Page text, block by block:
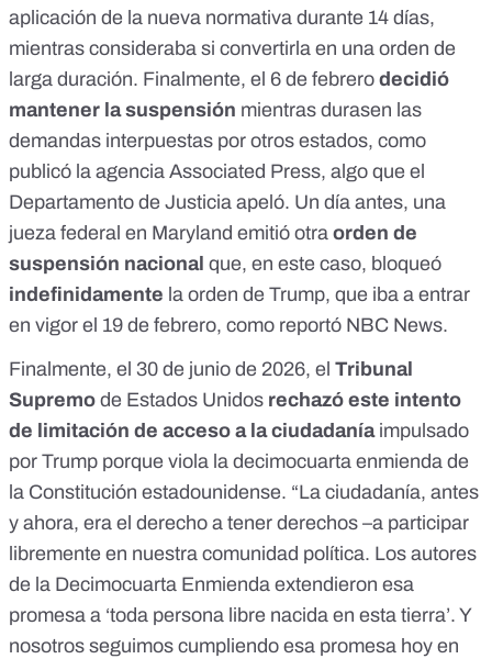
aplicación de la nueva normativa durante 14 días,
mientras consideraba si convertirla en una orden de
larga duración. Finalmente, el 6 de febrero decidió
mantener la suspensión mientras durasen las
demandas interpuestas por otros estados, como
publicó la agencia Associated Press, algo que el
Departamento de Justicia apeló. Un día antes, una
jueza federal en Maryland emitió otra orden de
suspensión nacional que, en este caso, bloqueó
indefinidamente la orden de Trump, que iba a entrar
en vigor el 19 de febrero, como reportó NBC News.
Finalmente, el 30 de junio de 2026, el Tribunal
Supremo de Estados Unidos rechazó este intento
de limitación de acceso a la ciudadaníaimpulsado
por Trump porque viola la decimocuarta enmienda de
la Constitución estadounidense. “La ciudadanía, antes
y ahora, era el derecho a tener derechos –a participar
libremente en nuestra comunidad política. Los autores
de la Decimocuarta Enmienda extendieron esa
promesa a ‘toda persona libre nacida en esta tierra’. Y
nosotros seguimos cumpliendo esa promesa hoy en